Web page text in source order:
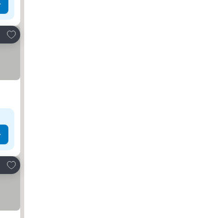
Dodati u favorite
Dodati u favorite